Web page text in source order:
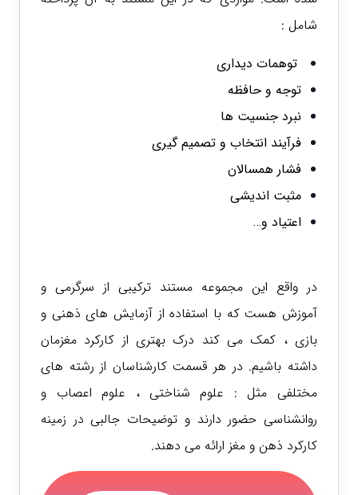
شامل :
توهمات دیداری
توجه و حافظه
نبرد جنسیت ها
فرآیند انتخاب و تصمیم گیری
فشار همسالان
مثبت اندیشی
اعتیاد و…
در واقع این مجموعه مستند ترکیبی از سرگرمی و
آموزش هست که با استفاده از آزمایش های ذهنی و
بازی ، کمک می کند درک بهتری از کارکرد مغزمان
داشته باشیم. در هر قسمت کارشناسان از رشته های
مختلفی مثل : علوم شناختی ، علوم اعصاب و
روانشناسی حضور دارند و توضیحات جالبی در زمینه
کارکرد ذهن و مغز ارائه می دهند.